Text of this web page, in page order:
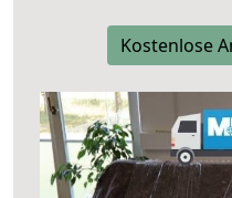
Kostenlose